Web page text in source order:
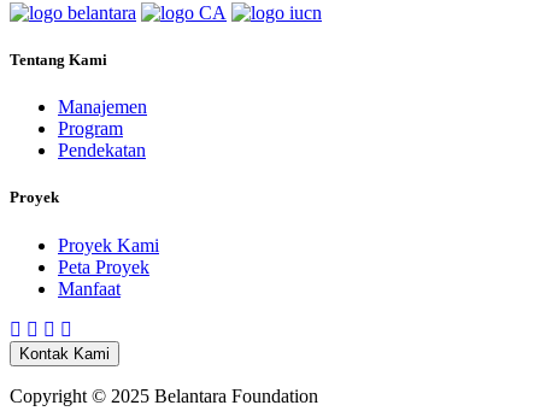
Tentang Kami
Manajemen
Program
Pendekatan
Proyek
Proyek Kami
Peta Proyek
Manfaat
Kontak Kami
Copyright © 2025 Belantara Foundation